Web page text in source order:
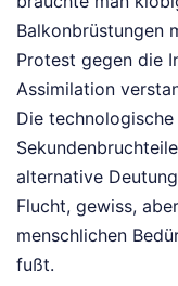
Balkonbrüstungen
Protest gegen die
Assimilation
Die
alternative
Flucht, gewiss,
menschlichen
fußt.